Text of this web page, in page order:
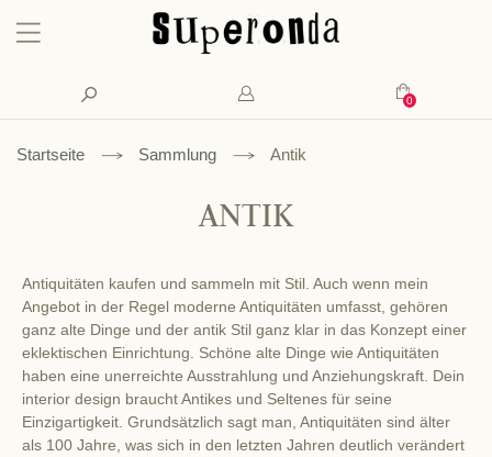
Konto
Mein
Suche
Startseite Sammlung Antik
ANTIK
Antiquitäten kaufen und sammeln mit Stil. Auch wenn mein
Angebot in der Regel moderne Antiquitäten umfasst, gehören
ganz alte Dinge und der antik Stil ganz klar in das Konzept einer
eklektischen Einrichtung. Schöne alte Dinge wie Antiquitäten
haben eine unerreichte Ausstrahlung und Anziehungskraft. Dein
interior design braucht Antikes und Seltenes für seine
Einzigartigkeit. Grundsätzlich sagt man, Antiquitäten sind älter
als 100 Jahre, was sich in den letzten Jahren deutlich verändert